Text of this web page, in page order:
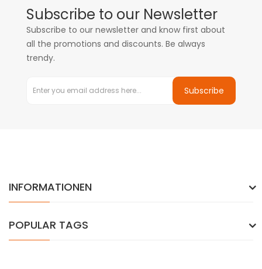
Subscribe to our Newsletter
Subscribe to our newsletter and know first about
all the promotions and discounts. Be always
trendy.
Subscribe
INFORMATIONEN
POPULAR TAGS